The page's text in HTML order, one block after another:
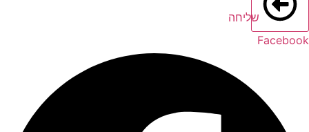
שליחה
Facebook